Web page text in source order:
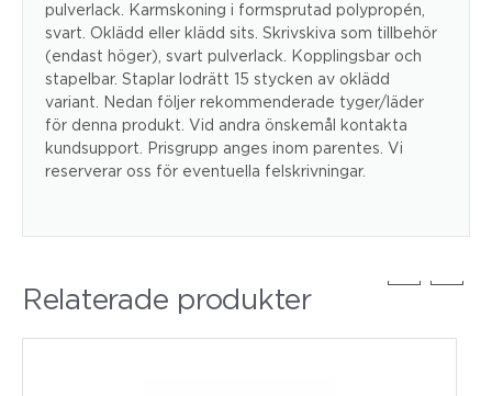
pulverlack. Karmskoning i formsprutad polypropén,
svart. Oklädd eller klädd sits. Skrivskiva som tillbehör
(endast höger), svart pulverlack. Kopplingsbar och
stapelbar. Staplar lodrätt 15 stycken av oklädd
variant. Nedan följer rekommenderade tyger/läder
för denna produkt. Vid andra önskemål kontakta
kundsupport. Prisgrupp anges inom parentes. Vi
reserverar oss för eventuella felskrivningar.
Relaterade produkter